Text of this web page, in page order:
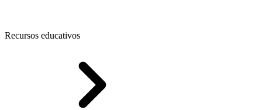
Recursos educativos